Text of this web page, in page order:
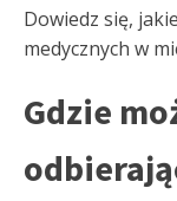
Dowiedz się,
medycznych w
Gdzie